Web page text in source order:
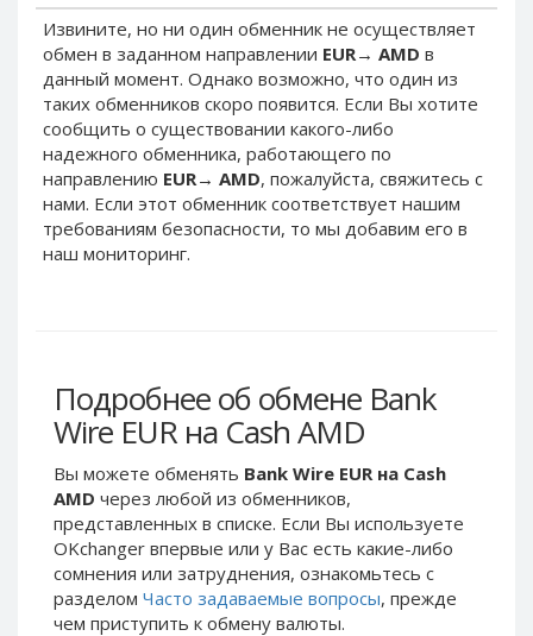
Извините, но ни один обменник не осуществляет
обмен в заданном направлении EUR→ AMD в
данный момент. Однако возможно, что один из
таких обменников скоро появится. Если Вы хотите
сообщить о существовании какого-либо
надежного обменника, работающего по
направлению EUR→ AMD, пожалуйста, свяжитесь с
нами. Если этот обменник соответствует нашим
требованиям безопасности, то мы добавим его в
наш мониторинг.
Подробнее об обмене Bank
Wire EUR на Cash AMD
Вы можете обменять Bank Wire EUR на Cash
AMD через любой из обменников,
представленных в списке. Если Вы используете
OKchanger впервые или у Вас есть какие-либо
сомнения или затруднения, ознакомьтесь с
разделом Часто задаваемые вопросы, прежде
чем приступить к обмену валюты.
PayPal SEK
PayPal CHF
PayPal MYR
Webmoney WMZ
Webmoney WMR
Webmoney WME
Webmoney WMU
Webmoney WMK
Skril USD
Skril EUR
Skril INR
Skril PLN
Skril GBP
Skril AUD
Skril NOK
PayPal SEK
PayPal CHF
PayPal MYR
Webmoney WMZ
Webmoney WMR
Webmoney WME
Webmoney WMU
Skril USD
Skril EUR
Skril INR
Skril PLN
Skril GBP
Skril AUD
Skril NOK